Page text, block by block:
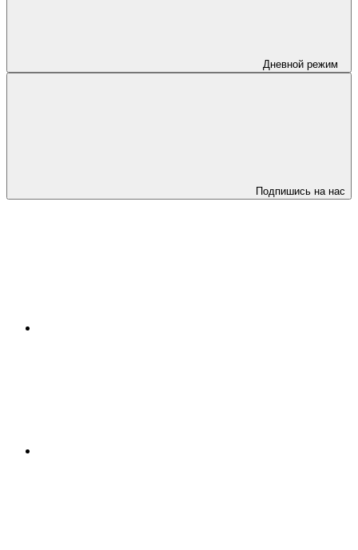
Дневной режим
Подпишись на нас